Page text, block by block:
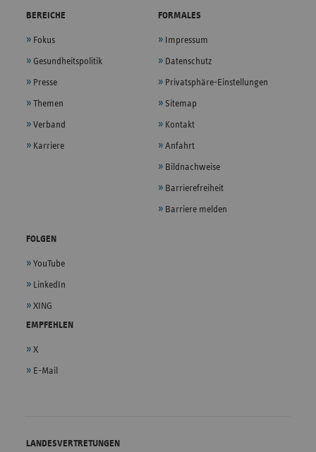
BEREICHE
Fokus
Gesundheitspolitik
Presse
Themen
Verband
Karriere
FORMALES
Impressum
Datenschutz
Privatsphäre-Einstellungen
Sitemap
Kontakt
Anfahrt
Bildnachweise
Barrierefreiheit
Barriere melden
FOLGEN
YouTube
LinkedIn
XING
EMPFEHLEN
X
E-Mail
LANDESVERTRETUNGEN